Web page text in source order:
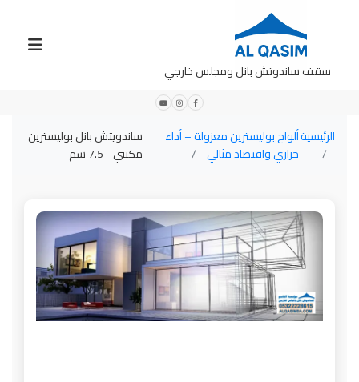
سقف ساندوتش بانل ومجلس خارجي
الرئيسيةألواح بوليسترين معزولة – أداء
حراري واقتصاد مثالي
ساندويتش بانل بوليسترين
مكتبي - 7.5 سم